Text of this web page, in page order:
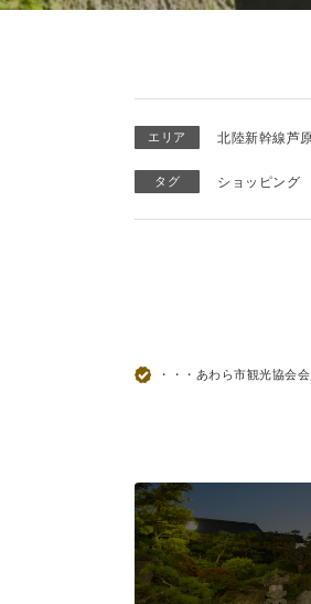
エリア 北陸新幹線芦
タグ ショッピング
・・・あわら市観光協会会